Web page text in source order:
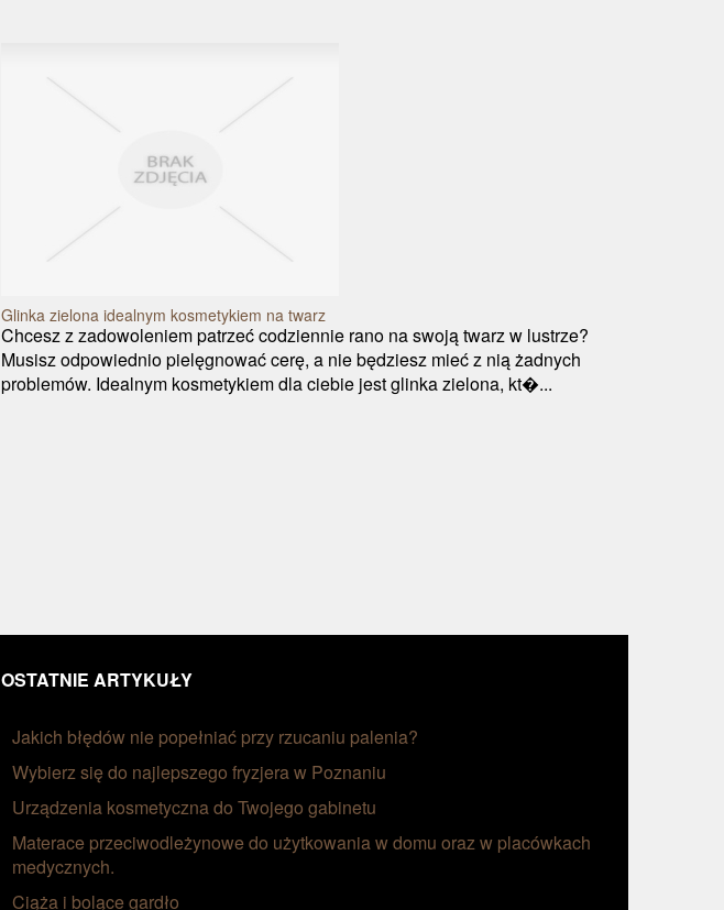
Glinka zielona idealnym kosmetykiem na twarz
Chcesz z zadowoleniem patrzeć codziennie rano na swoją twarz w lustrze?
Musisz odpowiednio pielęgnować cerę, a nie będziesz mieć z nią żadnych
problemów. Idealnym kosmetykiem dla ciebie jest glinka zielona, kt�...
OSTATNIE ARTYKUŁY
Jakich błędów nie popełniać przy rzucaniu palenia?
Wybierz się do najlepszego fryzjera w Poznaniu
Urządzenia kosmetyczna do Twojego gabinetu
Materace przeciwodleżynowe do użytkowania w domu oraz w placówkach
medycznych.
Ciąża i bolące gardło